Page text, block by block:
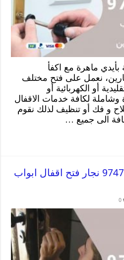
بأيدي ماهرة مع اكفأ
نعمل على فتح مختلف
أو الكهربائية أو
وشاملة لكافة خدمات الاقفال
و فك أو تنظيف لذلك نقوم
الى جميع …
فتح اقفال البدع 97477575 نجار فتح اقفال ابواب
0